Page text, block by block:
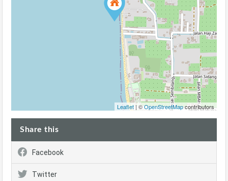
Leaflet | ©OpenStreetMapcontributors
Share this
Facebook
Twitter